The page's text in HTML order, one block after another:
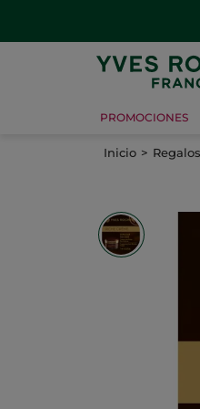
PROMOCIONES
Inicio Regalos